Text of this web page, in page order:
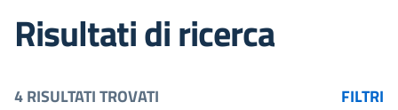
Risultati di ricerca
4 RISULTATI TROVATI FILTRI